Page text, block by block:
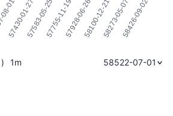
) 1m 58522-07-01